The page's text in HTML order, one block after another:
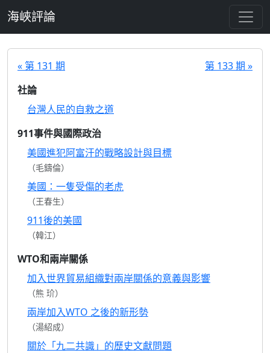
海峽評論
« 第 131 期
第 133 期 »
社論
台灣人民的自救之道
911事件與國際政治
美國進犯阿富汗的戰略設計與目標
（毛鑄倫）
美國：一隻受傷的老虎
（王春生）
911後的美國
（韓江）
WTO和兩岸關係
加入世界貿易組織對兩岸關係的意義與影響
（熊 玠）
兩岸加入WTO 之後的新形勢
（湯紹成）
關於「九二共識」的歷史文獻問題